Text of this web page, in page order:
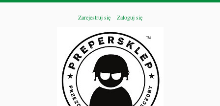
Zarejestruj się Zaloguj się